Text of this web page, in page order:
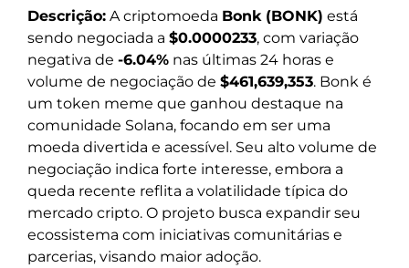
Descrição: A criptomoeda Bonk (BONK) está
sendo negociada a $0.0000233, com variação
negativa de -6.04% nas últimas 24 horas e
volume de negociação de $461,639,353. Bonk é
um token meme que ganhou destaque na
comunidade Solana, focando em ser uma
moeda divertida e acessível. Seu alto volume de
negociação indica forte interesse, embora a
queda recente reflita a volatilidade típica do
mercado cripto. O projeto busca expandir seu
ecossistema com iniciativas comunitárias e
parcerias, visando maior adoção.